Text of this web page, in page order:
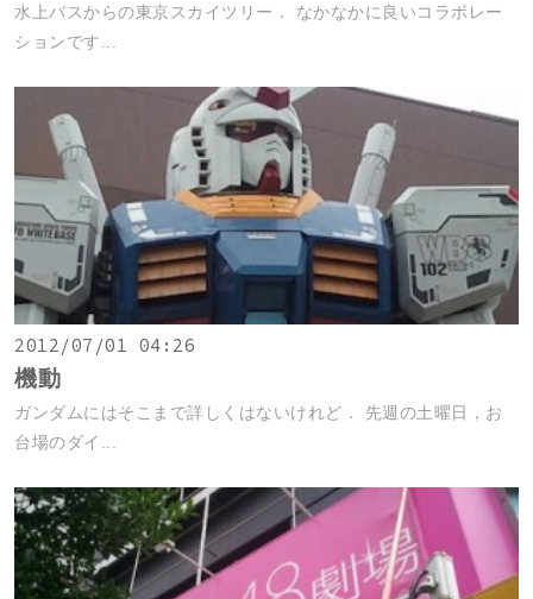
水上バスからの東京スカイツリー． なかなかに良いコラボレー
ションです...
2012/07/01 04:26
機動
ガンダムにはそこまで詳しくはないけれど． 先週の土曜日，お
台場のダイ...